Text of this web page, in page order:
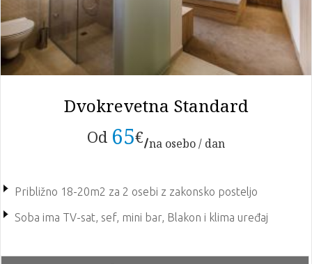
Dvokrevetna Standard
Od 65€ na osebo / dan
Približno 18-20m2 za 2 osebi z zakonsko posteljo
Soba ima TV-sat, sef, mini bar, Blakon i klima uređaj